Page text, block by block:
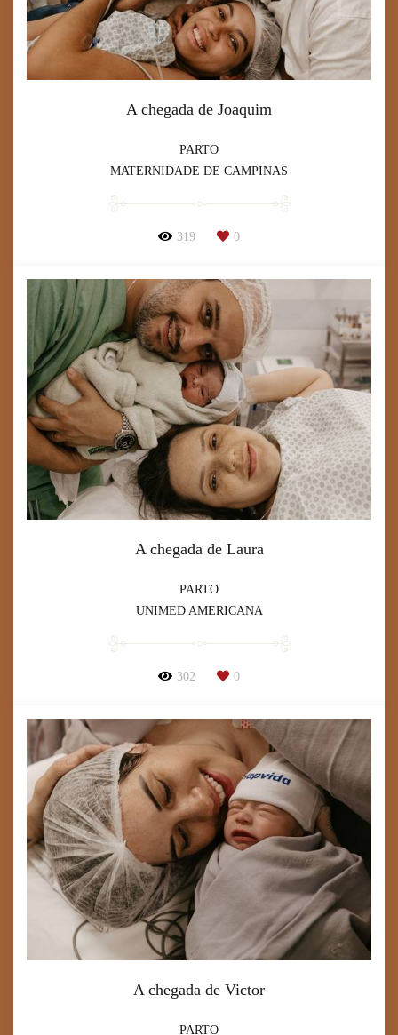
A chegada de Joaquim
PARTO
MATERNIDADE DE CAMPINAS
319 0
A chegada de Laura
PARTO
UNIMED AMERICANA
302 0
A chegada de Victor
PARTO